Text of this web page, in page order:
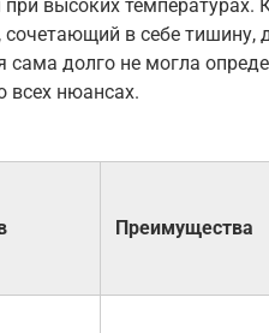
высоких температурах.
в себе тишину,
сама долго не могла
всех нюансах.
Преимущества